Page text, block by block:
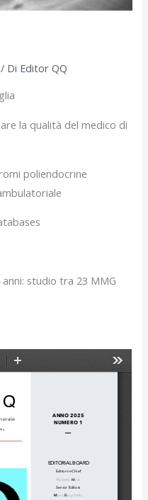
/ Di Editor QQ
la qualità del medico di
poliendocrine
anni: studio tra 23 MMG